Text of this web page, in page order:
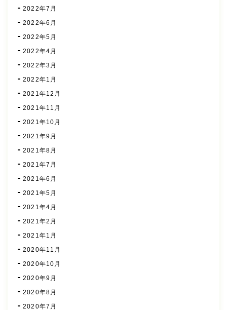
2022年7月
2022年6月
2022年5月
2022年4月
2022年3月
2022年1月
2021年12月
2021年11月
2021年10月
2021年9月
2021年8月
2021年7月
2021年6月
2021年5月
2021年4月
2021年2月
2021年1月
2020年11月
2020年10月
2020年9月
2020年8月
2020年7月